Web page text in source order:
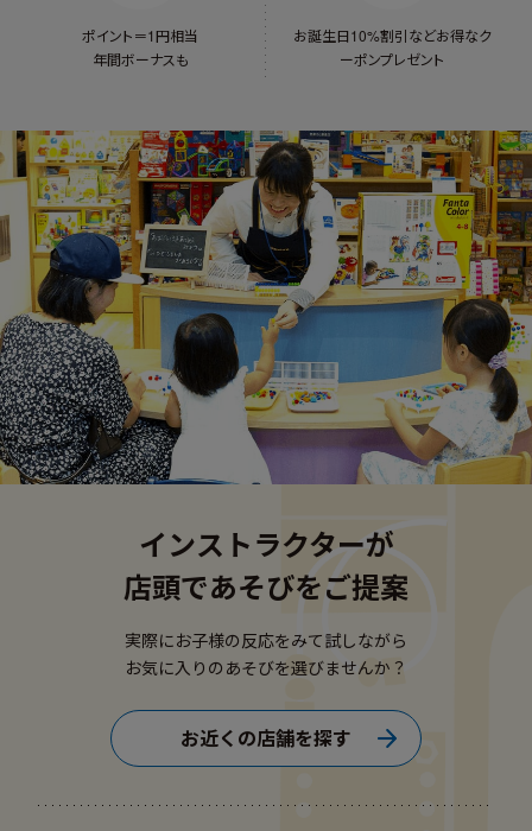
ポイント＝1円相当
年間ボーナスも
お誕生日10%割引などお得なク
ーポンプレゼント
インストラクターが
店頭であそびをご提案
実際にお子様の反応をみて試しながら
お気に入りのあそびを選びませんか？
お近くの店舗を探す